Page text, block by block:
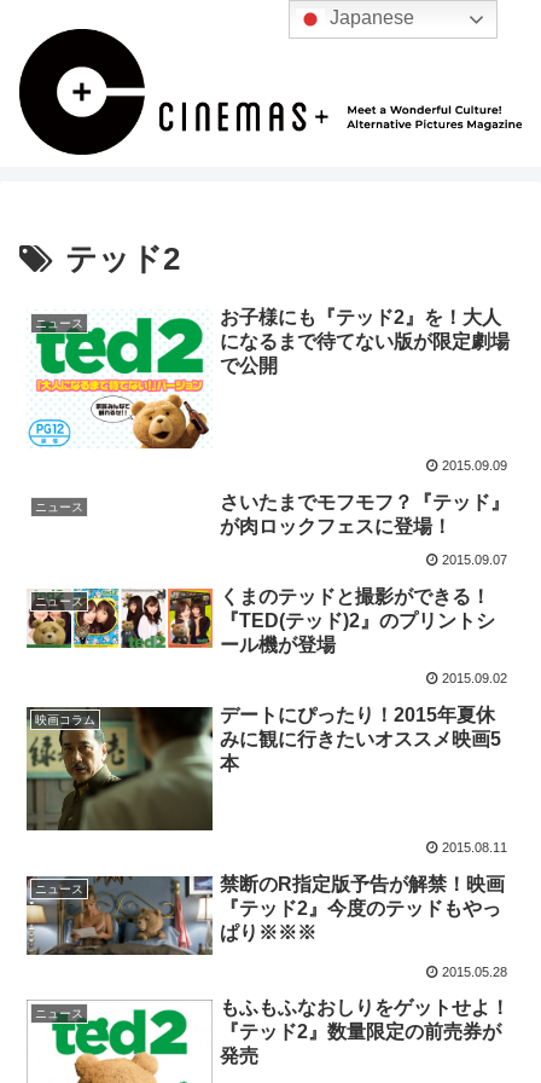
テッド2
ニュース
お子様にも『テッド2』を！大人
になるまで待てない版が限定劇場
で公開
2015.09.09
ニュース
さいたまでモフモフ？『テッド』
が肉ロックフェスに登場！
2015.09.07
ニュース
くまのテッドと撮影ができる！
『TED(テッド)2』のプリントシ
ール機が登場
2015.09.02
映画コラム
デートにぴったり！2015年夏休
みに観に行きたいオススメ映画5
本
2015.08.11
ニュース
禁断のR指定版予告が解禁！映画
『テッド2』今度のテッドもやっ
ぱり※※※
2015.05.28
ニュース
もふもふなおしりをゲットせよ！
『テッド2』数量限定の前売券が
発売
Japanese